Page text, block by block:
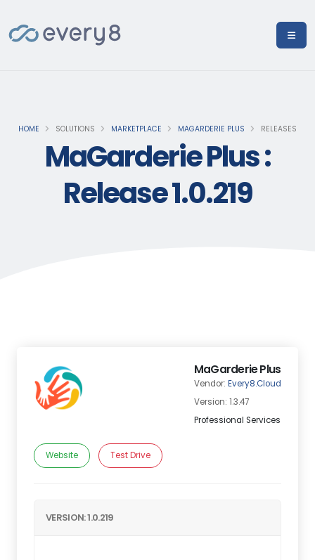
HOME SOLUTIONS MARKETPLACE MAGARDERIE PLUS RELEASES
MaGarderie Plus :
Release 1.0.219
MaGarderie Plus
Vendor: Every8.Cloud
Version: 1.3.47
Professional Services
Website Test Drive
VERSION: 1.0.219